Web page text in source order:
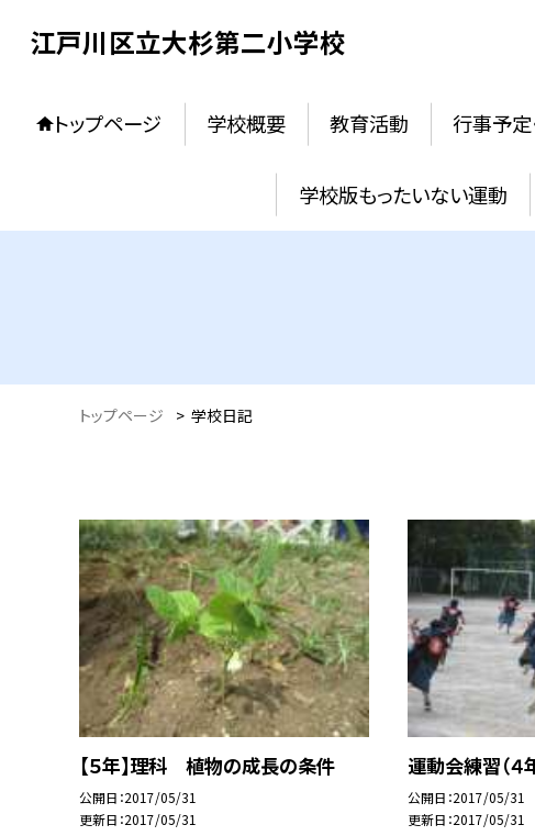
江戸川区立大杉第二小学校
トップページ 学校概要 教育活動 行事予定
学校版もったいない運動
トップページ > 学校日記
【５年】理科 植物の成長の条件
公開日 2017/05/31
更新日 2017/05/31
運動会練習（４
公開日 2017/05/31
更新日 2017/05/31